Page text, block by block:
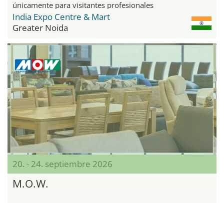
únicamente para visitantes profesionales
India Expo Centre & Mart
Greater Noida
20. - 24. septiembre 2026
M.O.W.